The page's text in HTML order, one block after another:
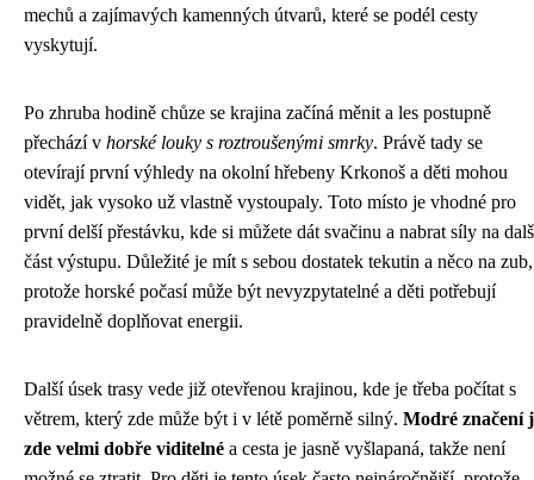
mechů a zajímavých kamenných útvarů, které se podél cesty
vyskytují.
Po zhruba hodině chůze se krajina začíná měnit a les postupně
přechází v horské louky s roztroušenými smrky. Právě tady se
otevírají první výhledy na okolní hřebeny Krkonoš a děti mohou
vidět, jak vysoko už vlastně vystoupaly. Toto místo je vhodné pro
první delší přestávku, kde si můžete dát svačinu a nabrat síly na
část výstupu. Důležité je mít s sebou dostatek tekutin a něco na zub,
protože horské počasí může být nevyzpytatelné a děti potřebují
pravidelně doplňovat energii.
Další úsek trasy vede již otevřenou krajinou, kde je třeba počítat s
větrem, který zde může být i v létě poměrně silný. Modré značení
zde velmi dobře viditelné a cesta je jasně vyšlapaná, takže není